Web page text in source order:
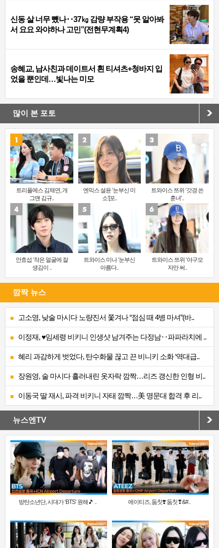
신동 살 너무 뺐나‥37㎏ 감량 부작용 “못 알아봐
서 요요 와야하나 고민”(전현무계획4)
송혜교, 남사친과 데이트서 흰 티셔츠+청바지 입
었을 뿐인데…빛나는 미모
많이 본 포토
트리플에스 김채연, 개
그맨 김규..
엔믹스 설윤 ‘눈부신 미
소’[포..
트와이스 쯔위 ‘갓경 쓴
훈녀’..
안효섭 ‘작은 얼굴에 잘
생김이 ..
트와이스 미나 ‘눈부신
아름다..
트와이스 쯔위 ‘야구모
자만 써..
깜짝 뉴스
고소영, 낮술 마시다 노량진서 쫓겨나 “점심 때 4병 마셔”(바..
이정재, ♥임세령 비키니 인생샷 남겨주는 다정남‥파파라치에 ..
혜리 과감하게 벗었다, 탄수화물 끊고 끈 비니키 소화 ‘역대급..
장원영, 술 마시다 흘러내린 옷자락 깜짝…리즈 갱신한 인형 비..
이동국 딸 재시, 파격 비키니 자태 깜짝…美 명문대 합격 후 리..
뉴스엔TV
방탄소년단, 시대가 ‘BTS’ 원해🎵 .. 에이티즈, 둠칫❣️ 둠칫❣&#..